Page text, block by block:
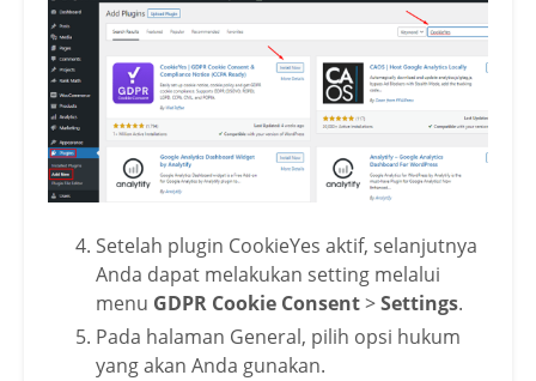
Setelah plugin CookieYes aktif, selanjutnya
Anda dapat melakukan setting melalui
menu GDPR Cookie Consent>Settings.
Pada halaman General, pilih opsi hukum
yang akan Anda gunakan.